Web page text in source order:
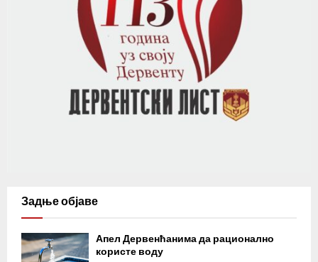
Задње објаве
Апел Дервенћанима да рационално
користе воду